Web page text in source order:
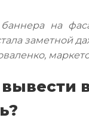
на
заметной
вывести